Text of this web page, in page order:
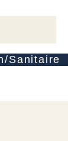
Sanitaire